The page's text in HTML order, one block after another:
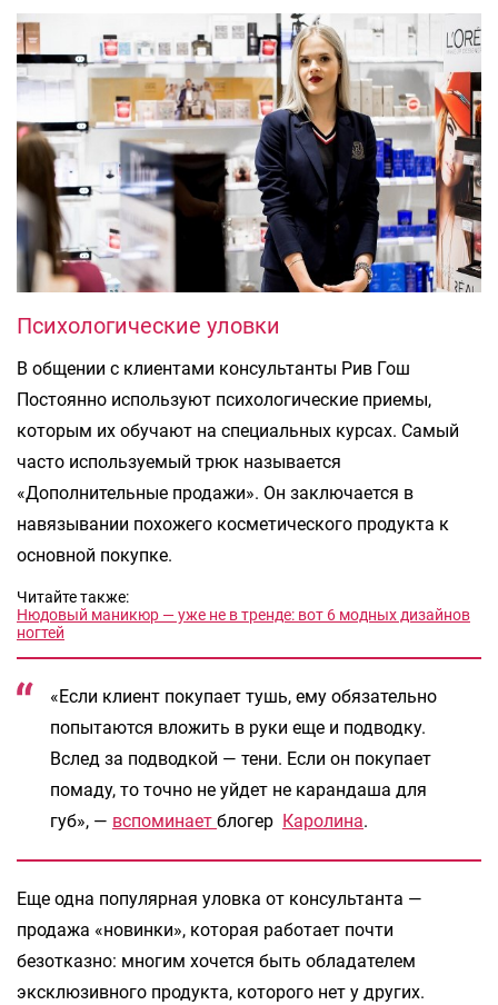
Психологические уловки
В общении с клиентами консультанты Рив Гош
Постоянно используют психологические приемы,
которым их обучают на специальных курсах. Самый
часто используемый трюк называется
«Дополнительные продажи». Он заключается в
навязывании похожего косметического продукта к
основной покупке.
Читайте также:
Нюдовый маникюр — уже не в тренде: вот 6 модных дизайнов
ногтей
«Если клиент покупает тушь, ему обязательно
попытаются вложить в руки еще и подводку.
Вслед за подводкой — тени. Если он покупает
помаду, то точно не уйдет не карандаша для
губ», — вспоминает блогер Каролина.
Еще одна популярная уловка от консультанта —
продажа «новинки», которая работает почти
безотказно: многим хочется быть обладателем
эксклюзивного продукта, которого нет у других.